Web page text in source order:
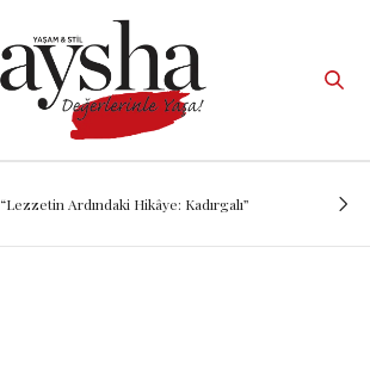
“Lezzetin Ardındaki Hikâye: Kadırgalı”